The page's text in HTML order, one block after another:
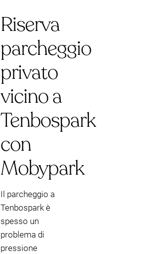
Riserva
parcheggio
privato
vicino a
Tenbospark
con
Mobypark
Il parcheggio a
Tenbospark è
spesso un
problema di
pressione